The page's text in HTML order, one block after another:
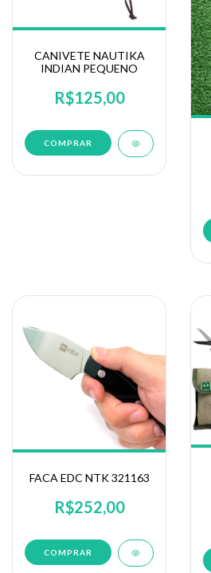
CANIVETE NAUTIKA
INDIAN PEQUENO
R$125,00
FACA EDC NTK 321163
R$252,00
COMPRAR